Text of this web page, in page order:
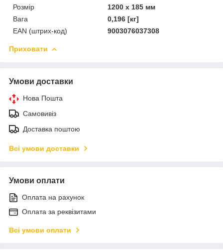
Розмір
1200 x 185 мм
Вага
0,196 [кг]
EAN (штрих-код)
9003076037308
Приховати
Умови доставки
Нова Пошта
Самовивіз
Доставка поштою
Всі умови доставки
Умови оплати
Оплата на рахунок
Оплата за реквізитами
Всі умови оплати